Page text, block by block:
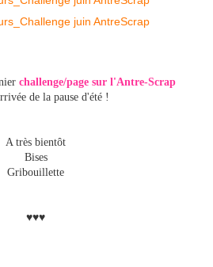
challenge/page sur l'Antre-Scrap
de la pause d'été !
A très bientôt
Bises
Gribouillette
♥♥♥